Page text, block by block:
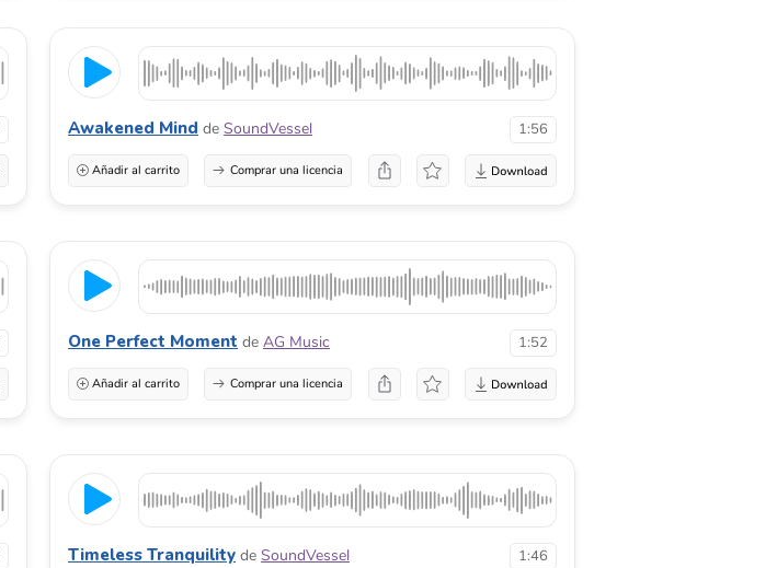
Awakened Mind de SoundVessel 1:56
Añadir al carrito Comprar una licencia
One Perfect Moment de AG Music 1:52
Añadir al carrito Comprar una licencia
Timeless Tranquility de SoundVessel 1:46